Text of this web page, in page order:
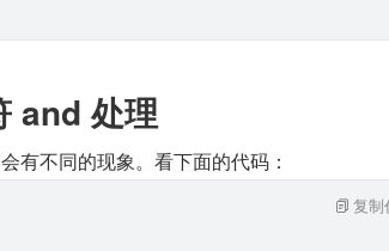
and 处理
有不同的现象。看下面的代码：
复制